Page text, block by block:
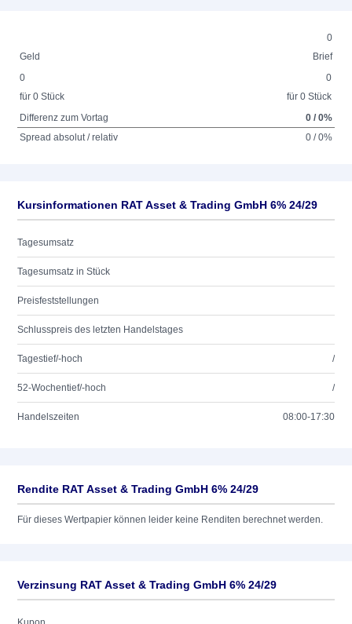
0
Geld
Brief
0
für 0 Stück
0
für 0 Stück
Differenz zum Vortag
0 / 0%
Spread absolut / relativ
0 / 0%
Kursinformationen RAT Asset & Trading GmbH 6% 24/29
Tagesumsatz
Tagesumsatz in Stück
Preisfeststellungen
Schlusspreis des letzten Handelstages
Tagestief/-hoch /
52-Wochentief/-hoch /
Handelszeiten 08:00-17:30
Rendite RAT Asset & Trading GmbH 6% 24/29
Für dieses Wertpapier können leider keine Renditen berechnet werden.
Verzinsung RAT Asset & Trading GmbH 6% 24/29